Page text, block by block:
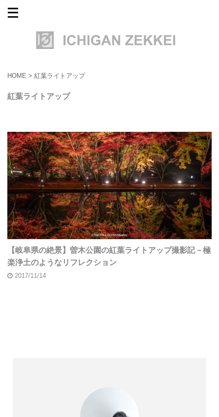
HOME > 紅葉ライトアップ
紅葉ライトアップ
【岐阜県の絶景】曽木公園の紅葉ライトアップ撮影記－極
楽浄土のようなリフレクション
2017/11/14